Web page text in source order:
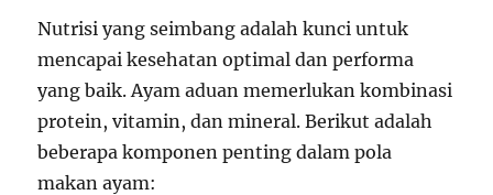
Nutrisi yang seimbang adalah kunci untuk
mencapai kesehatan optimal dan performa
yang baik. Ayam aduan memerlukan kombinasi
protein, vitamin, dan mineral. Berikut adalah
beberapa komponen penting dalam pola
makan ayam: